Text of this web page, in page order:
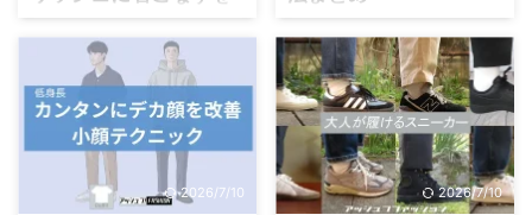
コツも紹介
低身長ファッションでは、シ
ルエットを意識すると3つのメ
リットがあります。 身長が高
く見える オーバーサイズを着
やすくなる ワイドパンツも違
和感なく履ける 3つのメリット
を実現するのが【3大シルエッ
はできますし、背が低いから
といってダサくはありませ
ん。 なので、こんな悩みは気
しなくても良いです。 背が低
いだけで、ダサく見えるんじ
ゃないか オシャレしても似合
わないんじゃないか とはい
2026/7/10 2026/7/10